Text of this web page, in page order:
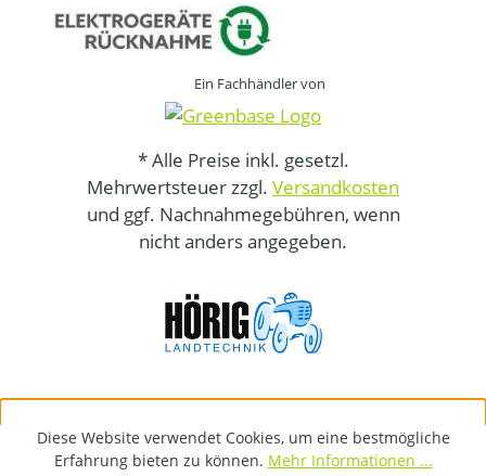
Ein Fachhändler von
* Alle Preise inkl. gesetzl.
Mehrwertsteuer zzgl. Versandkosten
und ggf. Nachnahmegebühren, wenn
nicht anders angegeben.
Diese Website verwendet Cookies, um eine bestmögliche
Erfahrung bieten zu können. Mehr Informationen ...